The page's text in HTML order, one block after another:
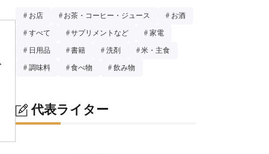
お店 お茶・コーヒー・ジュース お酒
すべて サプリメントなど 家電
日用品 書籍 洗剤 米・主食
調味料 食べ物 飲み物
代表ライター